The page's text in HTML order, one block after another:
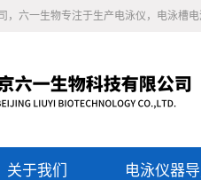
，六一生物专注于生产电泳仪，电泳槽
关于我们 电泳仪器